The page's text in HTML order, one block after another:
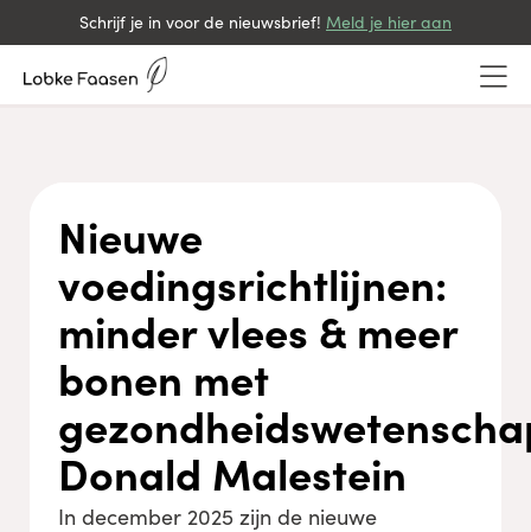
Schrijf je in voor de nieuwsbrief! Meld je hier aan
Nieuwe
voedingsrichtlijnen:
minder vlees & meer
bonen met
Donald Malestein
In december 2025 zijn de nieuwe